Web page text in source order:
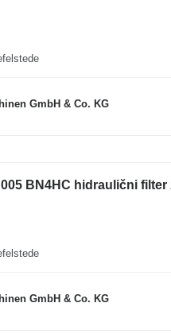
GmbH & Co. KG
005 BN4HC hidraulični
GmbH & Co. KG